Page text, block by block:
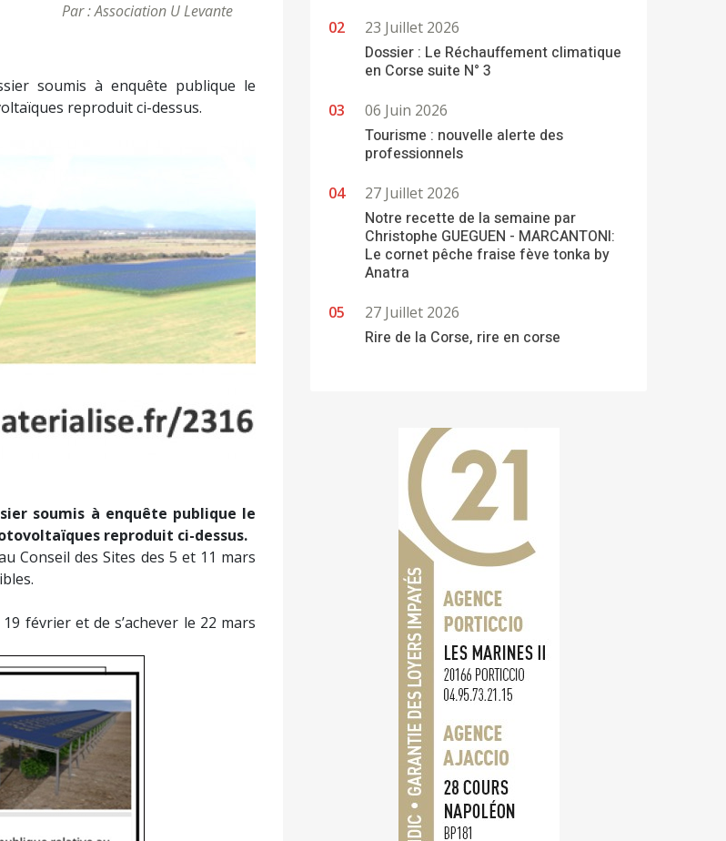
Par : Association U Levante
soumis à enquête publique le
reproduit ci-dessus.
soumis à enquête publique le
reproduit ci-dessus.
Conseil des Sites des 5 et 11 mars
février et de s’achever le 22 mars
23 Juillet 2026
Dossier : Le Réchauffement climatique
en Corse suite N° 3
06 Juin 2026
Tourisme : nouvelle alerte des
professionnels
27 Juillet 2026
Notre recette de la semaine par
Christophe GUEGUEN - MARCANTONI:
Le cornet pêche fraise fève tonka by
Anatra
27 Juillet 2026
Rire de la Corse, rire en corse